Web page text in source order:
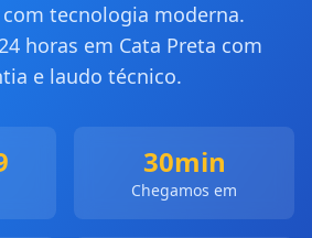
tecnologia moderna.
horas em Cata Preta com
e laudo técnico.
30min
Chegamos em